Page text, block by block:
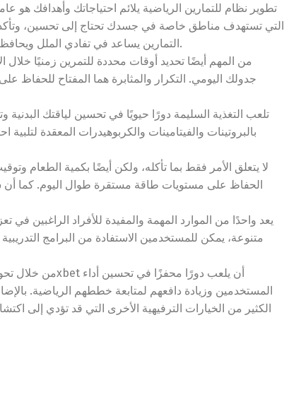
تطوير نظام للتمارين الرياضية يلائم احتياجاتك وأهدافك هو
التي تستهدف مناطق خاصة في جسدك تحتاج إلى تحسين، وتأكد
التمارين يساعد في تفادي الملل ويحافظ على تحفيزك، مما يسهل عملية الالتزام بالروتين الرياضي.
من المهم أيضًا تحديد أوقات محددة للتمرين زمنيًا
جدولك اليومي. التكرار والمثابرة هما المفتاح
تلعب التغذية السليمة دورًا حيويًا في تحسين لياقتك
بالبروتينات والفيتامينات والكربوهيدرات المعقدة
لا يتعلق الأمر فقط بما تأكله، ولكن أيضًا بكمية الطعام
الحفاظ على مستويات طاقة مستقرة طوال اليوم. كما
متنوعة، يمكن للمستخدمين الاستفادة من البرامج
المستخدمين وزيادة دافعهم لمتابعة خططهم الرياضية.
الكثير من الخيارات الترفيهية الأخرى التي قد تؤدي إلى